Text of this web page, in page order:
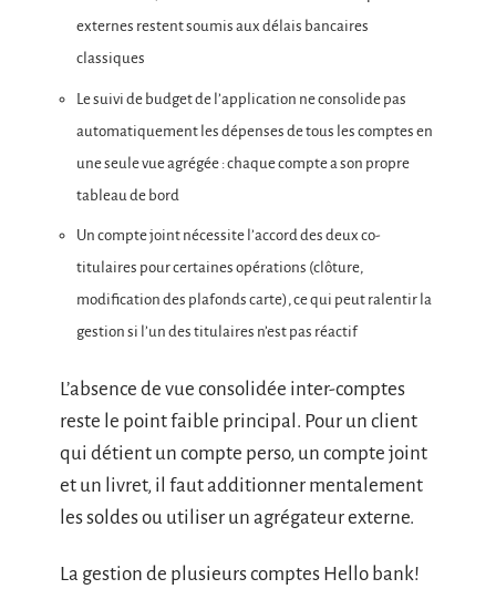
externes restent soumis aux délais bancaires
classiques
Le suivi de budget de l’application ne consolide pas
automatiquement les dépenses de tous les comptes en
une seule vue agrégée : chaque compte a son propre
tableau de bord
Un compte joint nécessite l’accord des deux co-
titulaires pour certaines opérations (clôture,
modification des plafonds carte), ce qui peut ralentir la
gestion si l’un des titulaires n’est pas réactif
L’absence de vue consolidée inter-comptes
reste le point faible principal. Pour un client
qui détient un compte perso, un compte joint
et un livret, il faut additionner mentalement
les soldes ou utiliser un agrégateur externe.
La gestion de plusieurs comptes Hello bank!